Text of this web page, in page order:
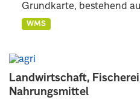
Landwirtschaft,
Nahrungsmittel
Grundkarte, bestehend
WMS